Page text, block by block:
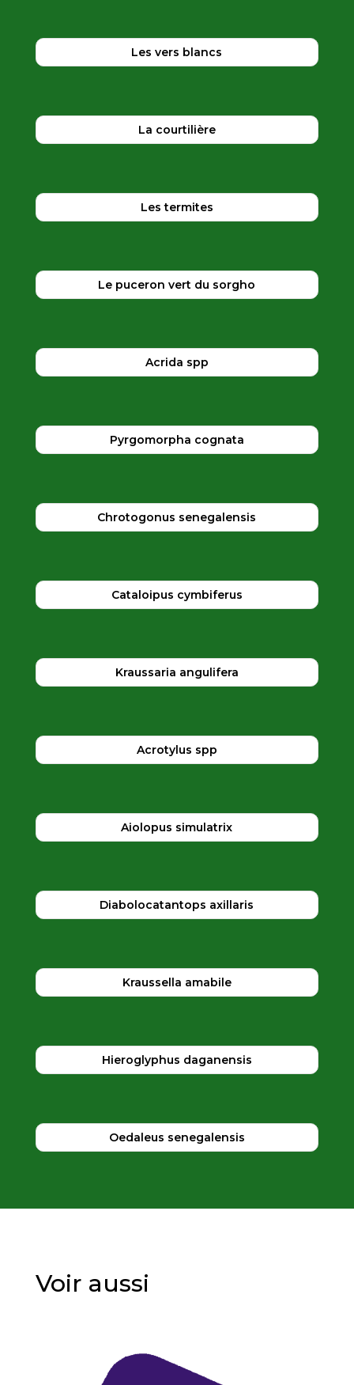
Les vers blancs
La courtilière
Les termites
Le puceron vert du sorgho
Acrida spp
Pyrgomorpha cognata
Chrotogonus senegalensis
Cataloipus cymbiferus
Kraussaria angulifera
Acrotylus spp
Aiolopus simulatrix
Diabolocatantops axillaris
Kraussella amabile
Hieroglyphus daganensis
Oedaleus senegalensis
Voir aussi